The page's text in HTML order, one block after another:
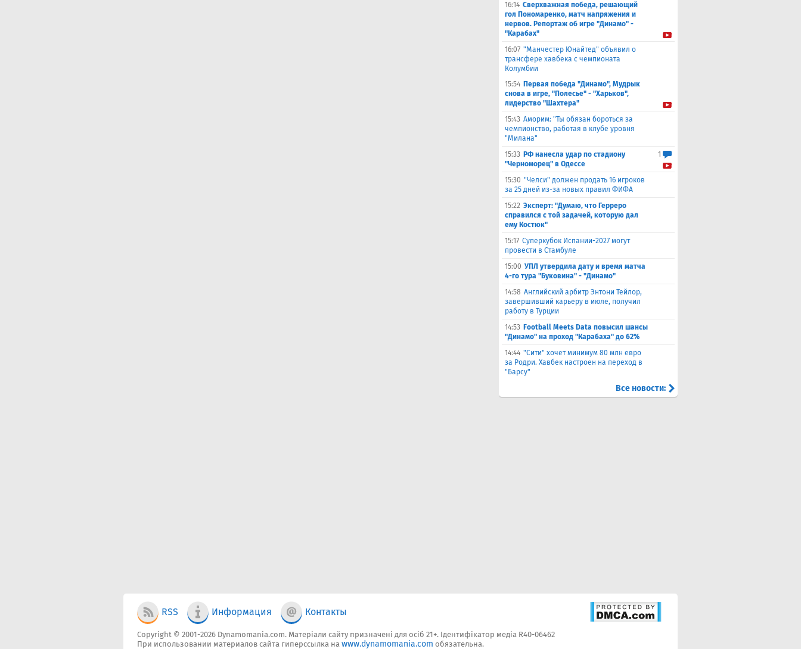
16:14 Сверхважная победа, решающий
гол Пономаренко, матч напряжения и
нервов. Репортаж об игре "Динамо" -
"Карабах"
16:07 "Манчестер Юнайтед" объявил о
трансфере хавбека с чемпионата
Колумбии
15:54 Первая победа "Динамо", Мудрык
снова в игре, "Полесье" - "Харьков",
лидерство "Шахтера"
15:43 Аморим: "Ты обязан бороться за
чемпионство, работая в клубе уровня
"Милана"
15:33 РФ нанесла удар по стадиону
"Черноморец" в Одессе
1
15:30 "Челси" должен продать 16 игроков
за 25 дней из-за новых правил ФИФА
15:22 Эксперт: "Думаю, что Герреро
справился с той задачей, которую дал
ему Костюк"
15:17 Суперкубок Испании-2027 могут
провести в Стамбуле
15:00 УПЛ утвердила дату и время матча
4-го тура "Буковина" - "Динамо"
14:58 Английский арбитр Энтони Тейлор,
завершивший карьеру в июле, получил
работу в Турции
14:53 Football Meets Data повысил шансы
"Динамо" на проход "Карабаха" до 62%
14:44 "Сити" хочет минимум 80 млн евро
за Родри. Хавбек настроен на переход в
"Барсу"
Все новости:
RSS Информация Контакты
Copyright © 2001-2026 Dynamomania.com. Матеріали сайту призначені для осіб 21+. Ідентифікатор медіа R40-06462
При использовании материалов сайта гиперссылка на www.dynamomania.com обязательна.